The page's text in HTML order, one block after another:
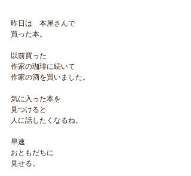
昨日は　本屋さんで
買った本。
以前買った
作家の珈琲に続いて
作家の酒を買いました。
気に入った本を
見つけると
人に話したくなるね。
早速
おともだちに
見せる。